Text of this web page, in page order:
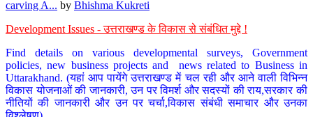
carving A... by Bhishma Kukreti
Development Issues - उत्तराखण्ड के विकास से संबंधित मुद्दे !
Find details on various developmental surveys, Government
policies, new business projects and news related to Business in
Uttarakhand. (यहां आप पायेंगे उत्तराखण्ड में चल रही और आने वाली विभिन्न
विकास योजनाओं की जानकारी, उन पर विमर्श और सदस्यों की राय,सरकार की
नीतियों की जानकारी और उन पर चर्चा,विकास संबंधी समाचार और उनका